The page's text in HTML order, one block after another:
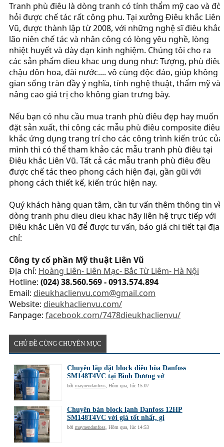
Tranh phù điêu là dòng tranh có tính thẩm mỹ cao và đòi
hỏi được chế tác rất công phu. Tại xưởng Điêu khắc Liên
Vũ, được thành lập từ 2008, với những nghệ sĩ điêu khắc
lão niên chế tác và nhân công có lòng yêu nghề, lòng
nhiệt huyết và dày dạn kinh nghiệm. Chúng tôi cho ra
các sản phẩm dieu khac ung dung như: Tượng, phù điêu,
chậu đôn hoa, đài nước.... vô cùng độc đáo, giúp không
gian sống tràn đầy ý nghĩa, tính nghệ thuật, thẩm mỹ và
nâng cao giá trị cho không gian trưng bày.
Nếu bạn có nhu cầu mua tranh phù điêu đẹp hay muốn
đặt sản xuất, thi công các mẫu phù điêu composite điêu
khắc ứng dụng trang trí cho các công trình kiến trúc của
mình thì có thể tham khảo các mẫu tranh phù điêu tại
Điêu khắc Liên Vũ. Tất cả các mẫu tranh phù điêu đều
được chế tác theo phong cách hiện đại, gần gũi với
phong cách thiết kế, kiến trúc hiện nay.
Quý khách hàng quan tâm, cần tư vấn thêm thông tin về
dòng tranh phu dieu dieu khac hãy liên hệ trực tiếp với
Điêu khắc Liên Vũ để được tư vấn, báo giá chi tiết tại địa
chỉ:
Công ty cổ phần Mỹ thuật Liên Vũ
Địa chỉ: Hoàng Liên- Liên Mạc- Bắc Từ Liêm- Hà Nội
Hotline: (024) 38.560.569 - 0913.574.894
Email: dieukhaclienvu.com@gmail.com
Website: dieukhaclienvu.com/
Fanpage: facebook.com/7478dieukhaclienvu/
CHỦ ĐỀ CÙNG CHUYÊN MỤC
Chuyên lắp đặt block điều hòa Danfoss
SM148T4VC tại Bình Dương vớ
bởi maynendanfoss, Hôm qua, lúc 15:07
Chuyên bán block lạnh Danfoss 12HP
SM148T4VC với giá tốt nhất, gi
bởi maynendanfoss, Hôm qua, lúc 14:53